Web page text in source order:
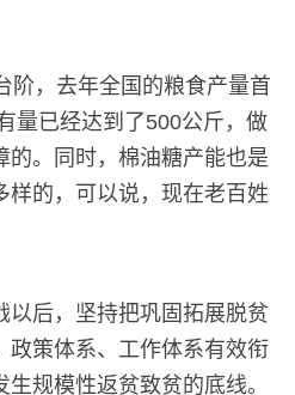
阶，去年全国的粮食产量首
量已经达到了500公斤，做
的。同时，棉油糖产能也是
的，可以说，现在老百姓
以后，坚持把巩固拓展脱贫
政策体系、工作体系有效衔
规模性返贫致贫的底线。